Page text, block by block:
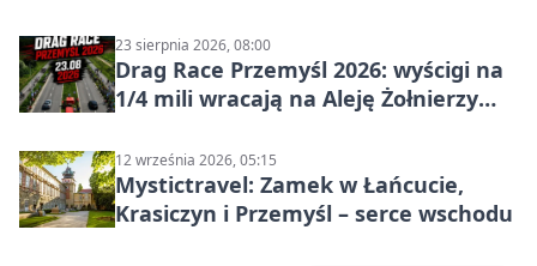
23 sierpnia 2026, 08:00
Drag Race Przemyśl 2026: wyścigi na
1/4 mili wracają na Aleję Żołnierzy
12 września 2026, 05:15
Mystictravel: Zamek w Łańcucie,
Krasiczyn i Przemyśl – serce wschodu